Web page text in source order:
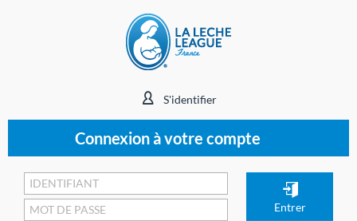
S'identifier
Connexion à votre compte